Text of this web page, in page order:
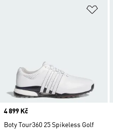
Price
4 899 Kč
Boty Tour360 25 Spikeless Golf